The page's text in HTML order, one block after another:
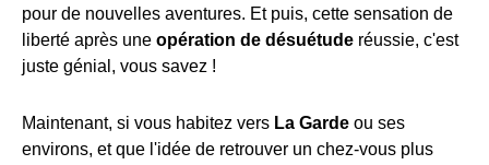
pour de nouvelles aventures. Et puis, cette sensation de
liberté après une opération de désuétude réussie, c'est
juste génial, vous savez !
Maintenant, si vous habitez vers La Garde ou ses
environs, et que l'idée de retrouver un chez-vous plus